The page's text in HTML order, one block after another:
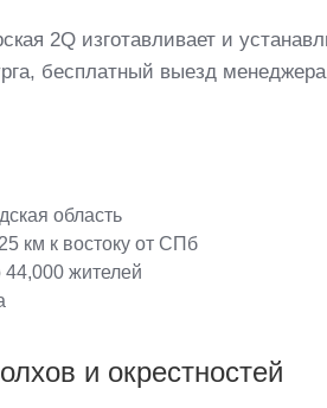
2Q изготавливает и
бесплатный выезд
область
км к востоку от СПб
44,000 жителей
и окрестностей